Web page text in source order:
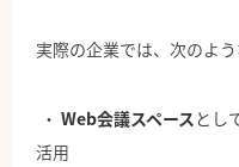
実際の企業では、次のよ
Web会議スペース とし
活用